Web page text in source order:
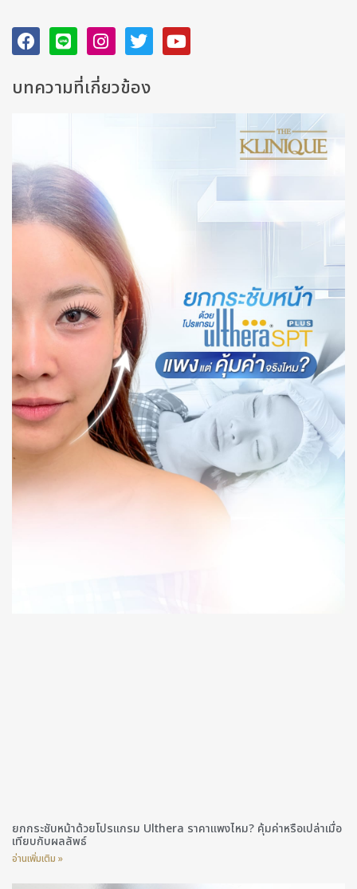
บทความที่เกี่ยวข้อง
ยกกระชับหน้าด้วยโปรแกรม Ulthera ราคาแพงไหม? คุ้มค่าหรือเปล่าเมื่อ
เทียบกับผลลัพธ์
อ่านเพิ่มเติม »